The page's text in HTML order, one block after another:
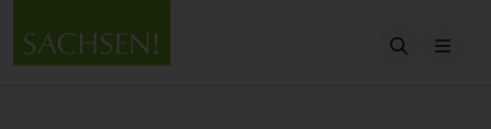
Suche